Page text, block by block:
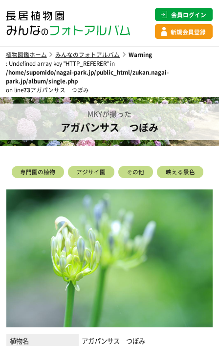
会員ログイン
新規会員登録
植物図鑑ホーム みんなのフォトアルバム
Warning
: Undefined array key "HTTP_REFERER" in
/home/supomido/nagai-park.jp/public_html/zukan.nagai-
park.jp/album/single.php
on line73アガパンサス つぼみ
MKYが撮った
アガパンサス つぼみ
専門園の植物 アジサイ園 その他 映える景色
植物名
アガパンサス つぼみ